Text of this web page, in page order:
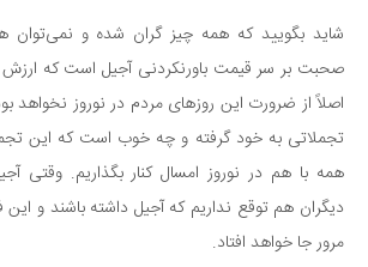
شاید بگویید که همه چیز گران شده و نمی‌توان
صحبت بر سر قیمت باورنکردنی آجیل است که ارزش
اصلاً از ضرورت این روزهای مردم در نوروز نخواهد
تجملاتی به خود گرفته و چه خوب است که این
همه با هم در نوروز امسال کنار بگذاریم. وقتی
دیگران هم توقع نداریم که آجیل داشته باشند و این
مرور جا خواهد افتاد.